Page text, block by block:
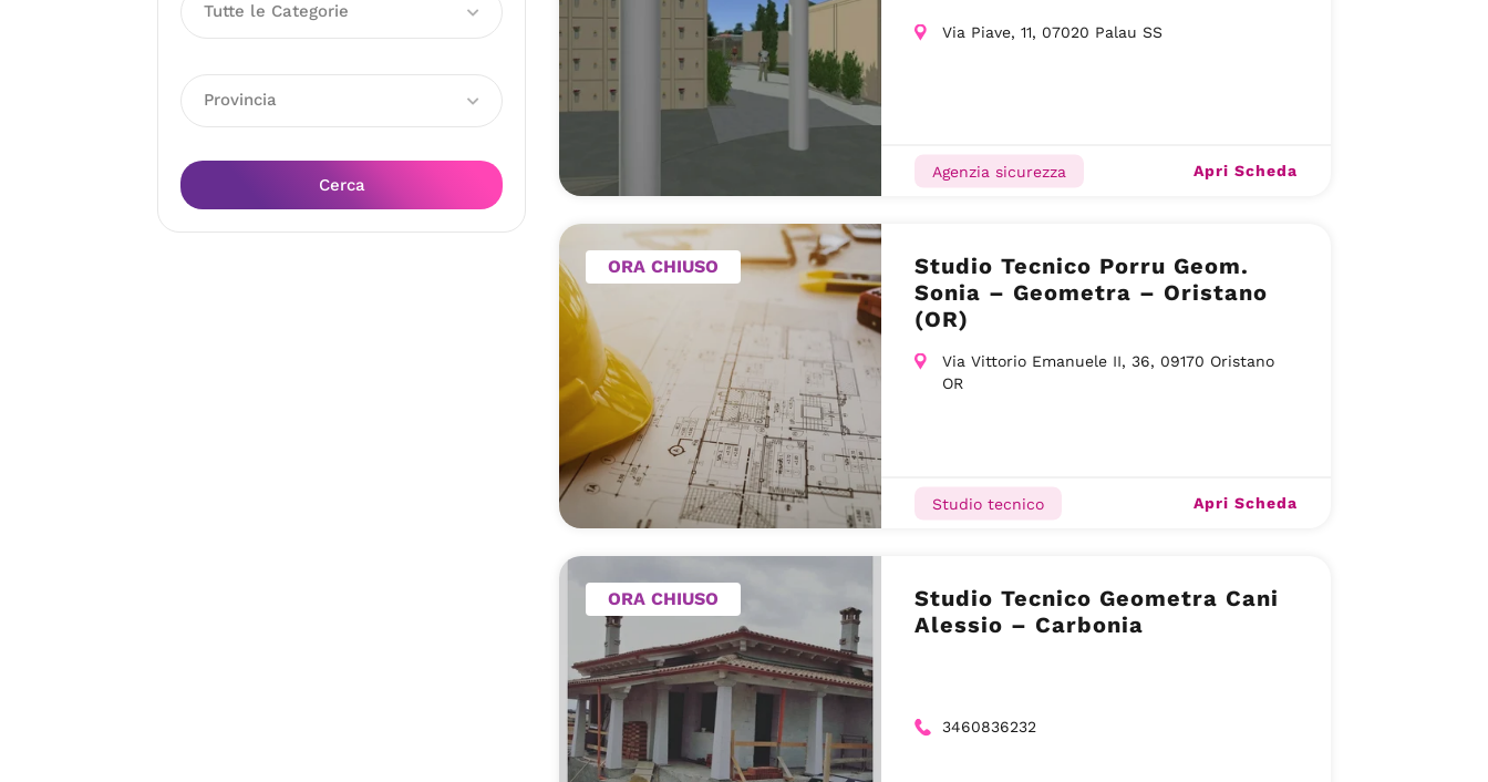
Tutte le Categorie
Provincia
Cerca
Via Piave, 11, 07020 Palau SS
Agenzia sicurezza Apri Scheda
ORA CHIUSO
Studio Tecnico Porru Geom.
Sonia – Geometra – Oristano
(OR)
Via Vittorio Emanuele II, 36, 09170 Oristano
OR
Studio tecnico Apri Scheda
ORA CHIUSO
Studio Tecnico Geometra Cani
Alessio – Carbonia
3460836232